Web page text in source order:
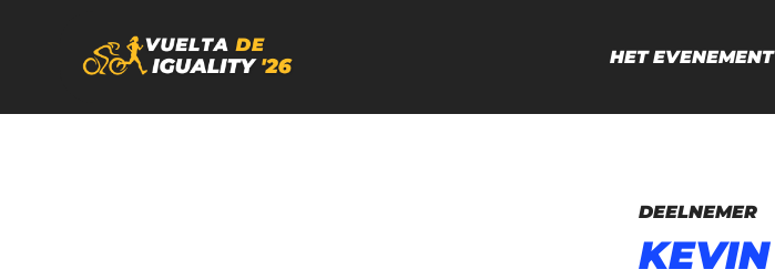
HET EVENEMENT
DEELNEMER
KEVIN